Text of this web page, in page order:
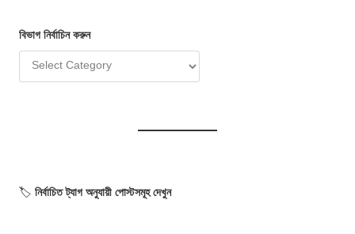
বিভাগ নির্বাচিনকরুন
🏷️ নির্বাচিত ট্যাগ অনুযায়ী পোস্টসমূহ দেখুন